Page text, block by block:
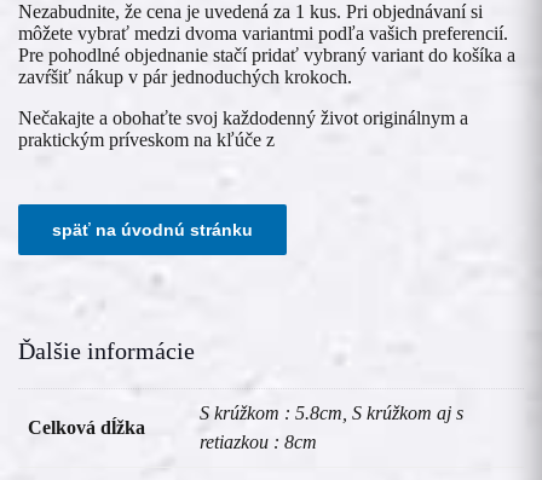
Nezabudnite, že cena je uvedená za 1 kus. Pri objednávaní si
môžete vybrať medzi dvoma variantmi podľa vašich preferencií.
Pre pohodlné objednanie stačí pridať vybraný variant do košíka a
zavŕšiť nákup v pár jednoduchých krokoch.
Nečakajte a obohaťte svoj každodenný život originálnym a
praktickým príveskom na kľúče z
Ďalšie informácie
Celková dĺžka
S krúžkom : 5.8cm, S krúžkom aj s
retiazkou : 8cm